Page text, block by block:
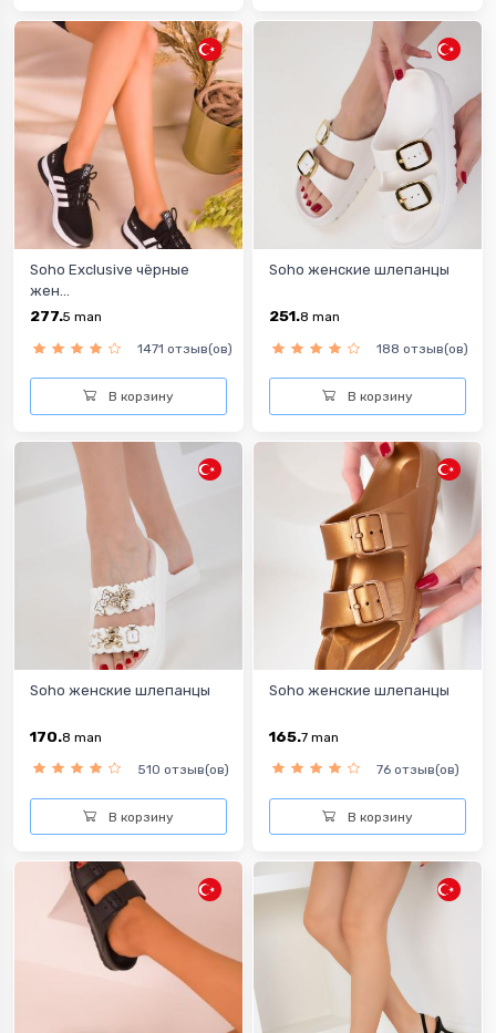
Soho Exclusive чёрные
жен...
277.5 man
1471 отзыв(ов)
В корзину
Soho женские шлепанцы
251.8 man
188 отзыв(ов)
В корзину
Soho женские шлепанцы
170.8 man
510 отзыв(ов)
В корзину
Soho женские шлепанцы
165.7 man
76 отзыв(ов)
В корзину